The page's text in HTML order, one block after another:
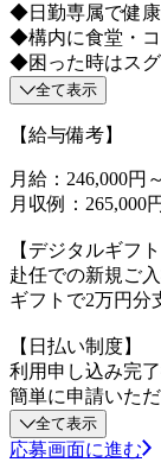
◆日勤専属で健康
◆構内に食堂・
◆困った時はス
全て表示
【給与備考】
月給：246,000円～
月収例：265,000
【デジタルギフト
赴任での新規ご
ギフトで2万円分
【日払い制度】
利用申し込み完
簡単に申請いた
全て表示
応募画面に進む